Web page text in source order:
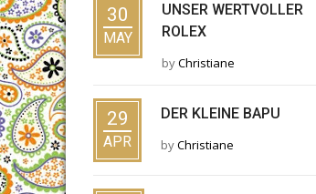
30
MAY
UNSER WERTVOLLER
ROLEX
byChristiane
29
APR
DER KLEINE BAPU
byChristiane